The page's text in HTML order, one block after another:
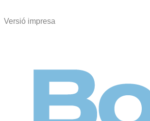
Versió impresa